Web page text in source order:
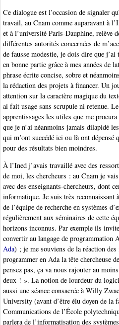
Ce dialogue est l’occasion de signaler
travail, au Cnam comme auparavant à
et à l’université Paris-Dauphine, relève
différentes autorités concernées de
de fausse modestie, je dois dire que j’ai
en bonne partie grâce à mes années de
phrase écrite concise, sobre et
la rédaction des projets à financer. Un
attention sur la caractère magique du
ai fait usage sans scrupule ni retenue.
apprentissages les utiles que me
que je n’ai néanmoins jamais dilapidé
qui m’ont succédé ici ou là ont dépensé
pour des résultats bien moindres.
À l’Ined j’avais travaillé avec des
de moi, les chercheurs : au Cnam je
avec des enseignants-chercheurs, dont
informatique. Je suis très reconnaissant
de l’équipe de recherche en systèmes
régulièrement aux séminaires de cette
horizons inconnus. Par exemple ils
convertir au langage de programmation
Ada) ; je me souviens de la réaction
programmer en Ada la tête chercheuse
pensez pas, ça va nous rajouter au
deux ! ». La notion de lourdeur du
aussi une séance consacrée à Willy
University (avant d’être élu doyen de la
Communications de l’École
parlera de l’informatisation des